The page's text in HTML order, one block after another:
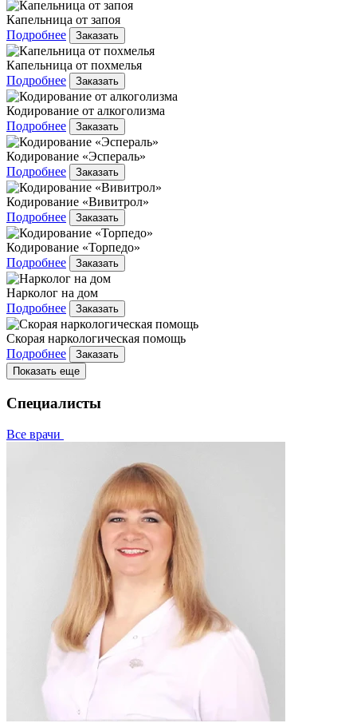
Капельница от запоя
Подробнее
Заказать
Капельница от похмелья
Подробнее
Заказать
Кодирование от алкоголизма
Подробнее
Заказать
Кодирование «Эспераль»
Подробнее
Заказать
Кодирование «Вивитрол»
Подробнее
Заказать
Кодирование «Торпедо»
Подробнее
Заказать
Нарколог на дом
Подробнее
Заказать
Скорая наркологическая помощь
Подробнее
Заказать
Показать еще
Специалисты
Все врачи